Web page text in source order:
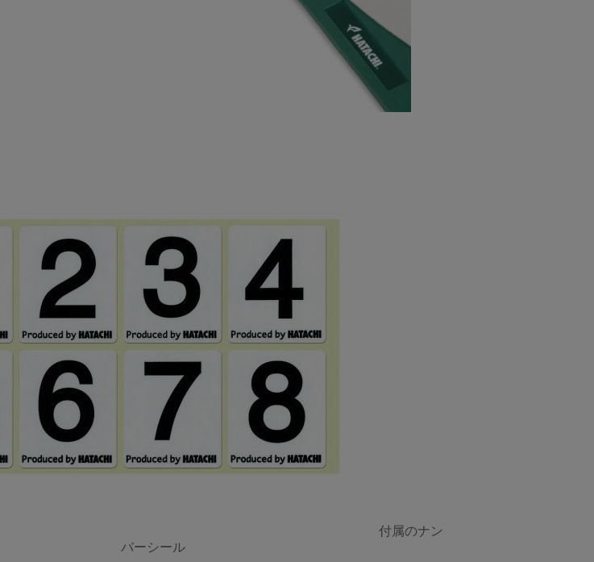
付属のナン
バーシール